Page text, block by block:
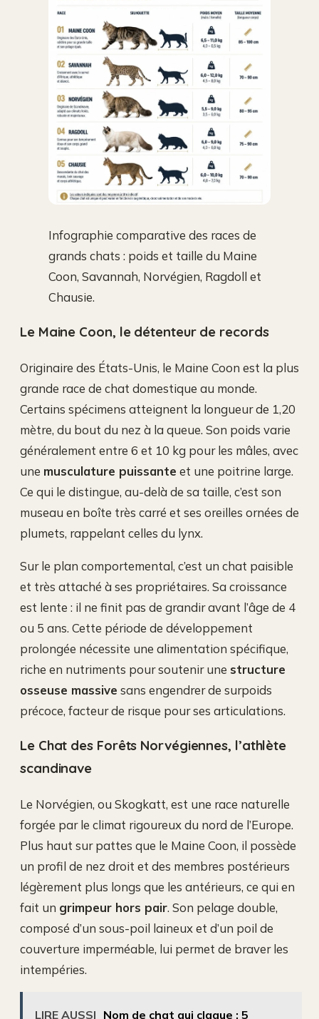
Infographie comparative des races de
grands chats : poids et taille du Maine
Coon, Savannah, Norvégien, Ragdoll et
Chausie.
Le Maine Coon, le détenteur de records
Originaire des États-Unis, le Maine Coon est la plus
grande race de chat domestique au monde.
Certains spécimens atteignent la longueur de 1,20
mètre, du bout du nez à la queue. Son poids varie
généralement entre 6 et 10 kg pour les mâles, avec
une musculature puissante et une poitrine large.
Ce qui le distingue, au-delà de sa taille, c’est son
museau en boîte très carré et ses oreilles ornées de
plumets, rappelant celles du lynx.
Sur le plan comportemental, c’est un chat paisible
et très attaché à ses propriétaires. Sa croissance
est lente : il ne finit pas de grandir avant l’âge de 4
ou 5 ans. Cette période de développement
prolongée nécessite une alimentation spécifique,
riche en nutriments pour soutenir une structure
osseuse massive sans engendrer de surpoids
précoce, facteur de risque pour ses articulations.
Le Chat des Forêts Norvégiennes, l’athlète
scandinave
Le Norvégien, ou Skogkatt, est une race naturelle
forgée par le climat rigoureux du nord de l’Europe.
Plus haut sur pattes que le Maine Coon, il possède
un profil de nez droit et des membres postérieurs
légèrement plus longs que les antérieurs, ce qui en
fait un grimpeur hors pair. Son pelage double,
composé d’un sous-poil laineux et d’un poil de
couverture imperméable, lui permet de braver les
intempéries.
LIRE AUSSI Nom de chat qui claque : 5